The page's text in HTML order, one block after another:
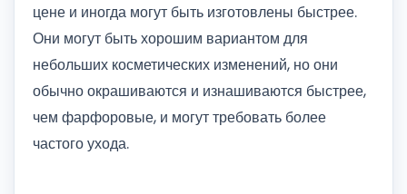
цене и иногда могут быть изготовлены быстрее.
Они могут быть хорошим вариантом для
небольших косметических изменений, но они
обычно окрашиваются и изнашиваются быстрее,
чем фарфоровые, и могут требовать более
частого ухода.